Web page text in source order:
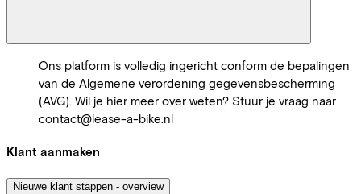
Ons platform is volledig ingericht conform de bepalingen
van de Algemene verordening gegevensbescherming
(AVG). Wil je hier meer over weten? Stuur je vraag naar
contact@lease-a-bike.nl
Klant aanmaken
Nieuwe klant stappen - overview